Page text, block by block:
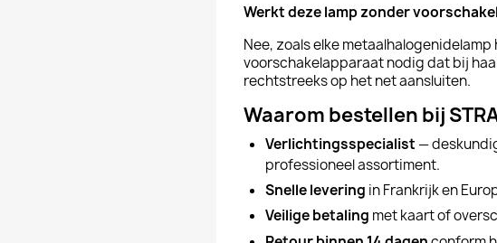
Werkt deze lamp zonder
Nee, zoals elke
voorschakelapparaat nodig dat bij
rechtstreeks op het net aansluiten.
Waarom bestellen bij
Verlichtingsspecialist —
professioneel assortiment.
Snelle levering in Frankrijk en
Veilige betaling met kaart of